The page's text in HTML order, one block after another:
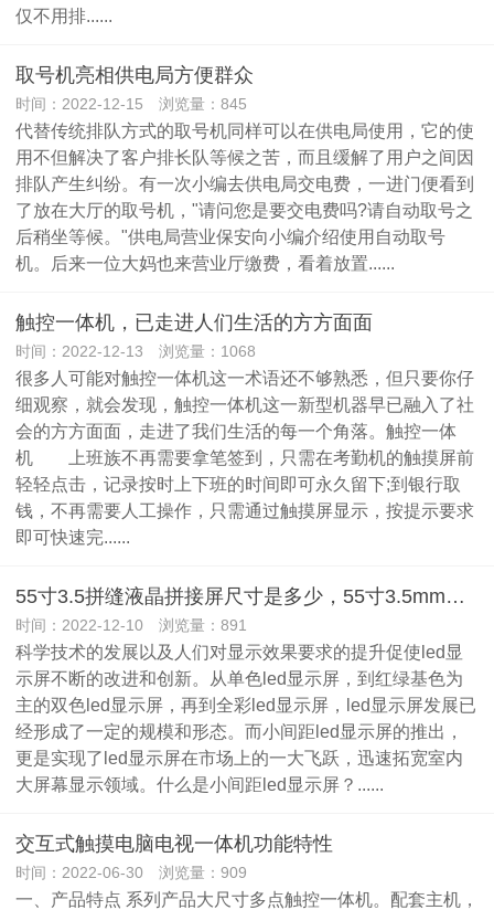
仅不用排......
取号机亮相供电局方便群众
时间：2022-12-15 浏览量：845
代替传统排队方式的取号机同样可以在供电局使用，它的使
用不但解决了客户排长队等候之苦，而且缓解了用户之间因
排队产生纠纷。有一次小编去供电局交电费，一进门便看到
了放在大厅的取号机，"请问您是要交电费吗?请自动取号之
后稍坐等候。"供电局营业保安向小编介绍使用自动取号
机。后来一位大妈也来营业厅缴费，看着放置......
触控一体机，已走进人们生活的方方面面
时间：2022-12-13 浏览量：1068
很多人可能对触控一体机这一术语还不够熟悉，但只要你仔
细观察，就会发现，触控一体机这一新型机器早已融入了社
会的方方面面，走进了我们生活的每一个角落。触控一体
机 上班族不再需要拿笔签到，只需在考勤机的触摸屏前
轻轻点击，记录按时上下班的时间即可永久留下;到银行取
钱，不再需要人工操作，只需通过触摸屏显示，按提示要求
即可快速完......
55寸3.5拼缝液晶拼接屏尺寸是多少，55寸3.5mm液晶拼接屏长宽尺寸
时间：2022-12-10 浏览量：891
科学技术的发展以及人们对显示效果要求的提升促使led显
示屏不断的改进和创新。从单色led显示屏，到红绿基色为
主的双色led显示屏，再到全彩led显示屏，led显示屏发展已
经形成了一定的规模和形态。而小间距led显示屏的推出，
更是实现了led显示屏在市场上的一大飞跃，迅速拓宽室内
大屏幕显示领域。什么是小间距led显示屏？......
交互式触摸电脑电视一体机功能特性
时间：2022-06-30 浏览量：909
一、产品特点 系列产品大尺寸多点触控一体机。配套主机，